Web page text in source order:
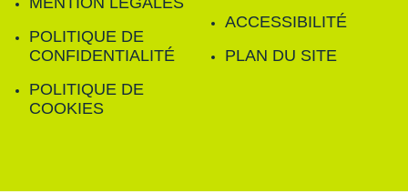
POLITIQUE DE
CONFIDENTIALITÉ
POLITIQUE DE
COOKIES
ACCESSIBILITÉ
PLAN DU SITE